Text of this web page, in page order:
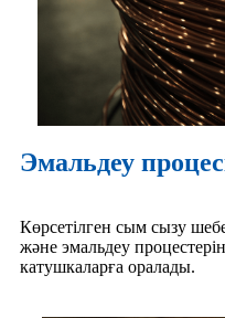
Эмальдеу
Көрсетілген сым сызу
және эмальдеу
катушкаларға оралады.